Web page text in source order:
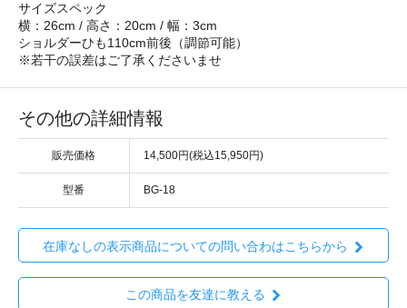
サイズスペック
横：26cm / 高さ：20cm / 幅：3cm
ショルダーひも110cm前後（調節可能）
※若干の誤差はご了承くださいませ
その他の詳細情報
販売価格 14,500円(税込15,950円)
型番 BG-18
在庫なしの表示商品についての問い合わはこちらから
この商品を友達に教える